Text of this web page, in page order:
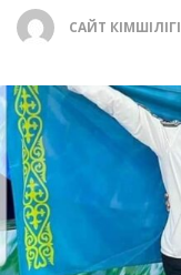
САЙТ ӘКІМШІЛІГІ